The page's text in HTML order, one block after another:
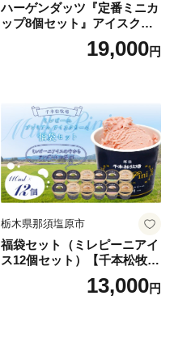
ハーゲンダッツ『定番ミニカ
ップ8個セット』アイスクリ
ーム アイス スイーツ デザー
19,000円
栃木県那須塩原市
福袋セット（ミレピーニアイ
ス12個セット）【千本松牧
場】 ns025-014-12 【デザー
ト 詰め合わせ ギフト】
13,000円